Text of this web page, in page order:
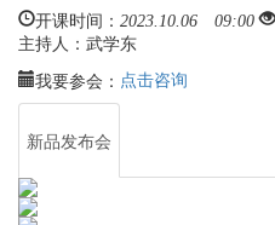
开课时间： 2023.10.06 09:00
主持人： 武学东
我要参会： 点击咨询
新品发布会